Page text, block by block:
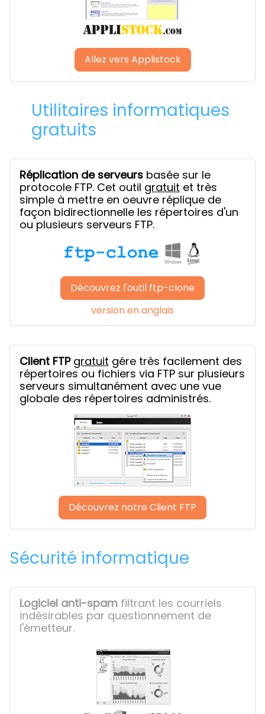
Allez vers Applistock
Utilitaires informatiques
gratuits
Réplication de serveurs basée sur le
protocole FTP. Cet outil gratuit et très
simple à mettre en oeuvre réplique de
façon bidirectionnelle les répertoires d'un
ou plusieurs serveurs FTP.
Découvrez l'outil ftp-clone
version en anglais
Client FTP gratuit gére très facilement des
répertoires ou fichiers via FTP sur plusieurs
serveurs simultanément avec une vue
globale des répertoires administrés.
Découvrez notre Client FTP
Sécurité informatique
Logiciel anti-spam filtrant les courriels
indésirables par questionnement de
l'émetteur.